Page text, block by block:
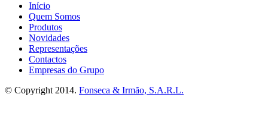
Início
Quem Somos
Produtos
Novidades
Representações
Contactos
Empresas do Grupo
© Copyright 2014. Fonseca & Irmão, S.A.R.L.